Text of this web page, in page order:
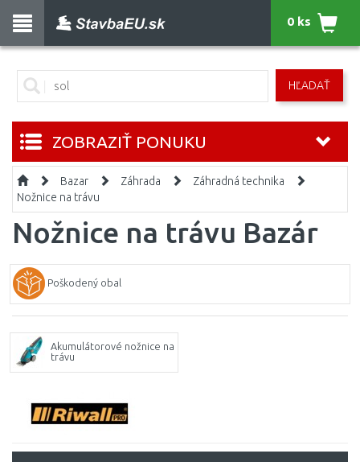
HĽADAŤ
0 ks
ZOBRAZIŤ PONUKU
Bazar Záhrada
Záhradná technika
Nožnice na trávu
Nožnice na trávu Bazár
Poškodený obal
Akumulátorové nožnice na
trávu